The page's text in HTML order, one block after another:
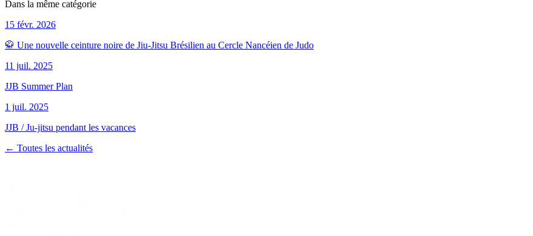
Dans la même catégorie
15 févr. 2026
🥋 Une nouvelle ceinture noire de Jiu-Jitsu Brésilien au Cercle Nancéien de Judo
11 juil. 2025
JJB Summer Plan
1 juil. 2025
JJB / Ju-jitsu pendant les vacances
← Toutes les actualités